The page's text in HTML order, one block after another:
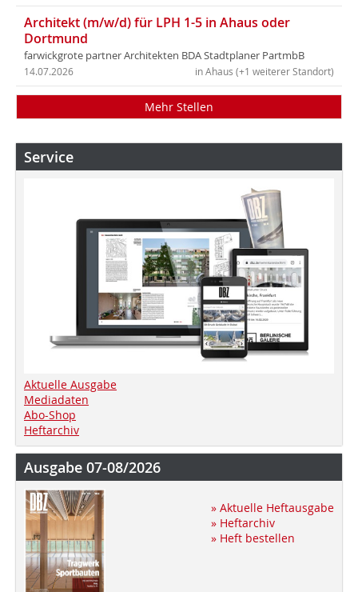
Architekt (m/w/d) für LPH 1-5 in Ahaus oder
Dortmund
farwickgrote partner Architekten BDA Stadtplaner PartmbB
in Ahaus (+1 weiterer Standort)
14.07.2026
Mehr Stellen
Service
Aktuelle Ausgabe
Mediadaten
Abo-Shop
Heftarchiv
Ausgabe 07-08/2026
» Aktuelle Heftausgabe
» Heftarchiv
» Heft bestellen